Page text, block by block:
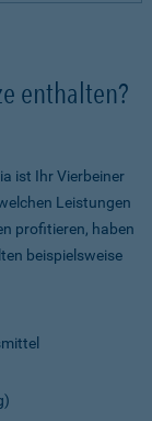
enthalten?
ist Ihr Vierbeiner
Leistungen
profitieren, haben
beispielsweise